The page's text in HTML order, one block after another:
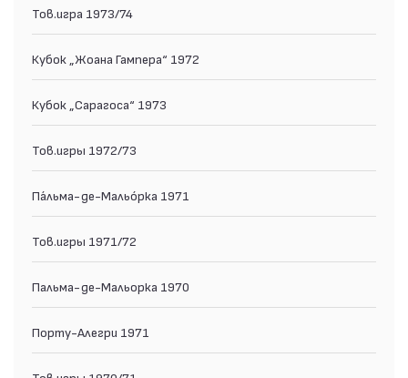
Тов.игра 1973/74
Кубок „Жоана Гампера“ 1972
Кубок „Сарагоса“ 1973
Тов.игры 1972/73
Па́льма-де-Мальо́рка 1971
Тов.игры 1971/72
Пальма-де-Мальорка 1970
Порту-Алегри 1971